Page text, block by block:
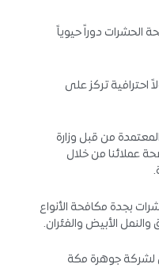
الحشرات دوراً حيوياً
احترافية تركز على
من قبل وزارة
عملائنا من خلال
بجدة مكافحة الأنواع
والنمل الأبيض والفئران.
لشركة جوهرة مكة